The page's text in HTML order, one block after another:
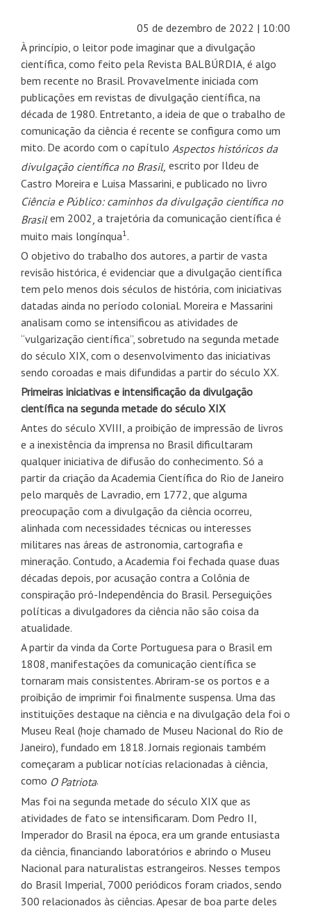
05 de dezembro de 2022 | 10:00
À princípio, o leitor pode imaginar que a divulgação
científica, como feito pela Revista BALBÚRDIA, é algo
bem recente no Brasil. Provavelmente iniciada com
publicações em revistas de divulgação científica, na
década de 1980. Entretanto, a ideia de que o trabalho de
comunicação da ciência é recente se configura como um
mito. De acordo com o capítulo Aspectos históricos da
divulgação científica no Brasil, escrito por Ildeu de
Castro Moreira e Luisa Massarini, e publicado no livro
Ciência e Público: caminhos da divulgação científica no
Brasilem 2002, a trajetória da comunicação científica é
muito mais longínqua1.
O objetivo do trabalho dos autores, a partir de vasta
revisão histórica, é evidenciar que a divulgação científica
tem pelo menos dois séculos de história, com iniciativas
datadas ainda no período colonial. Moreira e Massarini
analisam como se intensificou as atividades de
“vulgarização científica”, sobretudo na segunda metade
do século XIX, com o desenvolvimento das iniciativas
sendo coroadas e mais difundidas a partir do século XX.
Primeiras iniciativas e intensificação da divulgação
científica na segunda metade do século XIX
Antes do século XVIII, a proibição de impressão de livros
e a inexistência da imprensa no Brasil dificultaram
qualquer iniciativa de difusão do conhecimento. Só a
partir da criação da Academia Científica do Rio de Janeiro
pelo marquês de Lavradio, em 1772, que alguma
preocupação com a divulgação da ciência ocorreu,
alinhada com necessidades técnicas ou interesses
militares nas áreas de astronomia, cartografia e
mineração. Contudo, a Academia foi fechada quase duas
décadas depois, por acusação contra a Colônia de
conspiração pró-Independência do Brasil. Perseguições
políticas a divulgadores da ciência não são coisa da
atualidade.
A partir da vinda da Corte Portuguesa para o Brasil em
1808, manifestações da comunicação científica se
tornaram mais consistentes. Abriram-se os portos e a
proibição de imprimir foi finalmente suspensa. Uma das
instituições destaque na ciência e na divulgação dela foi o
Museu Real (hoje chamado de Museu Nacional do Rio de
Janeiro), fundado em 1818. Jornais regionais também
começaram a publicar notícias relacionadas à ciência,
como O Patriota.
Mas foi na segunda metade do século XIX que as
atividades de fato se intensificaram. Dom Pedro II,
Imperador do Brasil na época, era um grande entusiasta
da ciência, financiando laboratórios e abrindo o Museu
Nacional para naturalistas estrangeiros. Nesses tempos
do Brasil Imperial, 7000 periódicos foram criados, sendo
300 relacionados às ciências. Apesar de boa parte deles